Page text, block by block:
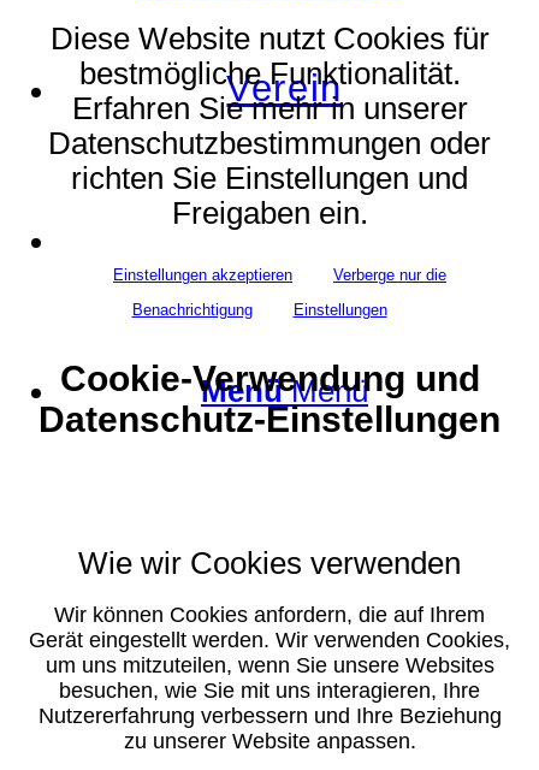
Verein
Menü Menü
Diese Website nutzt Cookies für
bestmögliche Funktionalität.
Erfahren Sie mehr in unserer
Datenschutzbestimmungen oder
richten Sie Einstellungen und
Freigaben ein.
Einstellungen akzeptieren
Verberge nur die
Benachrichtigung
Einstellungen
Cookie-Verwendung und
Datenschutz-Einstellungen
Wie wir Cookies verwenden
Wir können Cookies anfordern, die auf Ihrem
Gerät eingestellt werden. Wir verwenden Cookies,
um uns mitzuteilen, wenn Sie unsere Websites
besuchen, wie Sie mit uns interagieren, Ihre
Nutzererfahrung verbessern und Ihre Beziehung
zu unserer Website anpassen.